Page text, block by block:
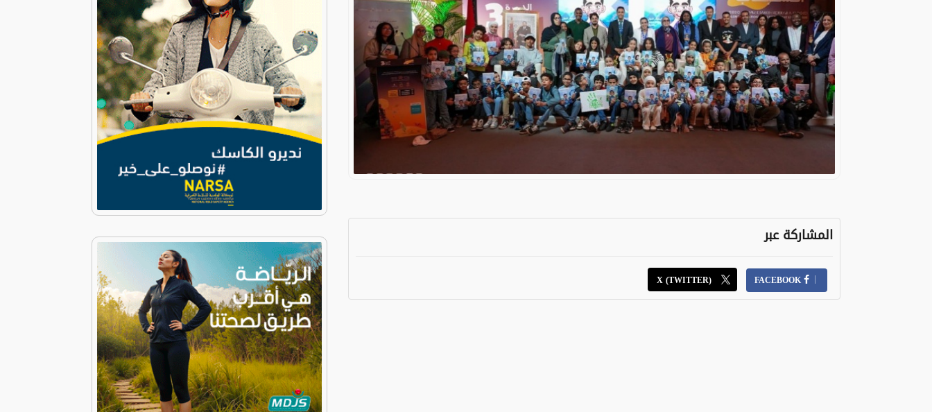
المشاركة عبر
FACEBOOK
X (TWITTER)